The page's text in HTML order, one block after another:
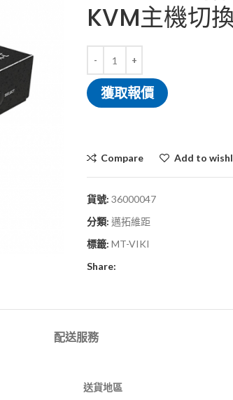
KVM主機切
獲取報價
Compare Add to
貨號: 36000047
分類: 邁拓維距
標籤: MT-VIKI
Share:
配送服務
送貨地區